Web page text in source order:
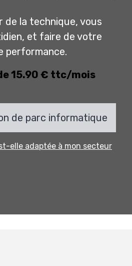
de la technique, vous
et faire de votre
performance.
15.90 € ttc/mois
de parc informatique
elle adaptée à mon secteur